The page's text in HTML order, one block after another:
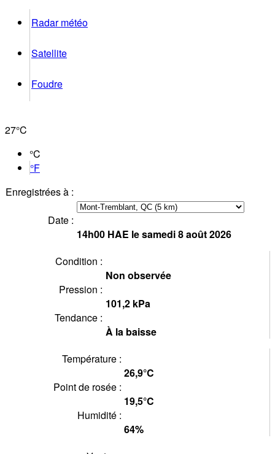
Radar météo
Satellite
Foudre
27°C
°C
°F
Enregistrées à :
Date :
14h00 HAE le samedi 8 août 2026
Condition :
Non observée
Pression :
101,2 kPa
Tendance :
À la baisse
Température :
26,9°C
Point de rosée :
19,5°C
Humidité :
64%